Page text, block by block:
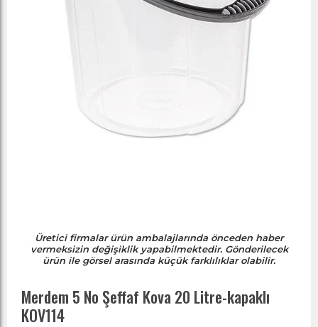
Üretici firmalar ürün ambalajlarında önceden haber
vermeksizin değişiklik yapabilmektedir. Gönderilecek
ürün ile görsel arasında küçük farklılıklar olabilir.
Merdem 5 No Şeffaf Kova 20 Litre-kapaklı
KOV114